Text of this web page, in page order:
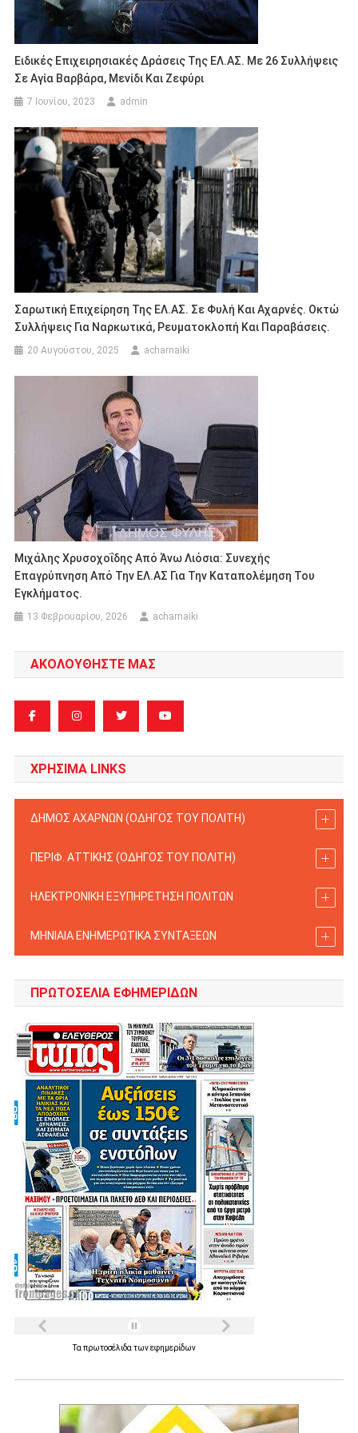
Ειδικές Επιχειρησιακές Δράσεις Της ΕΛ.ΑΣ. Με 26 Συλλήψεις
Σε Αγία Βαρβάρα, Μενίδι Και Ζεφύρι
7 Ιουνίου, 2023 admin
Σαρωτική Επιχείρηση Της ΕΛ.ΑΣ. Σε Φυλή Και Αχαρνές. Οκτώ
Συλλήψεις Για Ναρκωτικά, Ρευματοκλοπή Και Παραβάσεις.
20 Αυγούστου, 2025 acharnaiki
Μιχάλης Χρυσοχοΐδης Από Άνω Λιόσια: Συνεχής
Επαγρύπνηση Από Την ΕΛ.ΑΣ Για Την Καταπολέμηση Του
Εγκλήματος.
13 Φεβρουαρίου, 2026 acharnaiki
ΑΚΟΛΟΥΘΗΣΤΕ ΜΑΣ
ΧΡΗΣΙΜΑ LINKS
ΔΗΜΟΣ ΑΧΑΡΝΩΝ (ΟΔΗΓΟΣ TOY ΠΟΛΙΤΗ)
ΠΕΡΙΦ. ΑΤΤΙΚΗΣ (ΟΔΗΓΟΣ TOY ΠΟΛΙΤΗ)
ΗΛΕΚΤΡΟΝΙΚΗ ΕΞΥΠΗΡΕΤΗΣΗ ΠΟΛΙΤΩΝ
ΜΗΝΙΑΙΑ ΕΝΗΜΕΡΩΤΙΚΑ ΣΥΝΤΑΞΕΩΝ
ΠΡΩΤΟΣΈΛΙΑ ΕΦΗΜΕΡΊΔΩΝ
Τα πρωτοσέλιδα τωνεφημερίδων